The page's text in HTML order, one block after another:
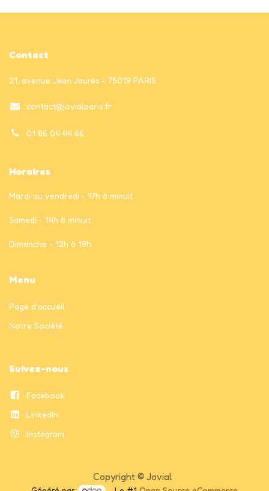
Contact
21, avenue Jean Jaurès - 75019 PARIS
contact@jovialparis.fr
01 86 04 44 66
Horaires
Mardi au vendredi - 17h à minuit
Samedi - 14h à minuit
Dimanche - 12h à 19h
Menu
Page d'accueil
Notre Société
Suivez-nous
Facebook
LinkedIn
Instagram
Copyright © Jovial